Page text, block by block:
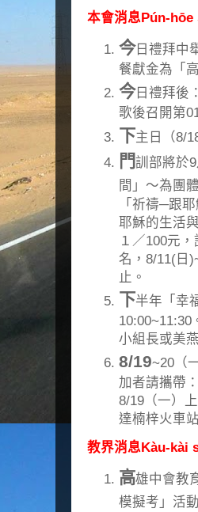
本會消息Pún-
今日禮拜中
餐獻金為「
今日禮拜後：
歌後召開第
下主日（8/
門訓部將於
間」～為團
「祈禱─跟
耶穌的生活
１／100元
名，8/11(日
止。
下半年「幸
小組長或美
8/19~20（
加者請攜帶
8/19（一）
達楠梓火車
教界消息Kàu-kài
高雄中會教
模擬考」活